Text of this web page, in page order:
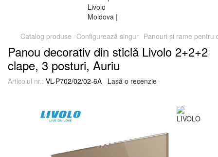
Catalog produse Configurează singur Panouri și rame pentru
Panou decorativ din sticlă Livolo 2+2+2
clape, 3 posturi, Auriu
Articolul nr.: VL-P702/02/02-6A Lasă o recenzie